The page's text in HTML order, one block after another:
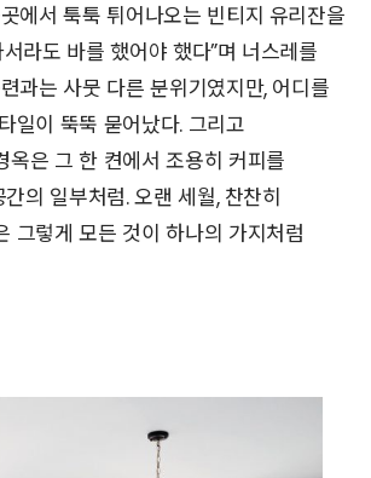
에서 툭툭 튀어나오는 빈티지 유리잔을
라도 바를 했어야 했다”며 너스레를
과는 사뭇 다른 분위기였지만, 어디를
일이 뚝뚝 묻어났다. 그리고
옥은 그 한 켠에서 조용히 커피를
의 일부처럼. 오랜 세월, 찬찬히
그렇게 모든 것이 하나의 가지처럼